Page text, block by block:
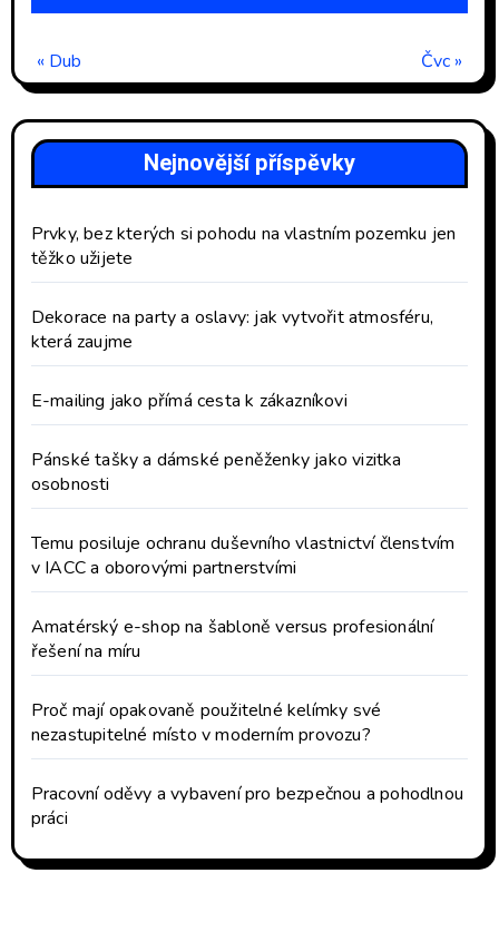
« Dub Čvc »
Nejnovější příspěvky
Prvky, bez kterých si pohodu na vlastním pozemku jen
těžko užijete
Dekorace na party a oslavy: jak vytvořit atmosféru,
která zaujme
E-mailing jako přímá cesta k zákazníkovi
Pánské tašky a dámské peněženky jako vizitka
osobnosti
Temu posiluje ochranu duševního vlastnictví členstvím
v IACC a oborovými partnerstvími
Amatérský e-shop na šabloně versus profesionální
řešení na míru
Proč mají opakovaně použitelné kelímky své
nezastupitelné místo v moderním provozu?
Pracovní oděvy a vybavení pro bezpečnou a pohodlnou
práci